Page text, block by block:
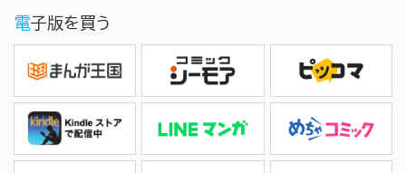
電子版を買う